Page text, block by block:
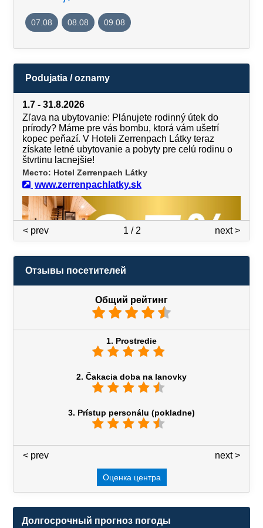
07.08 08.08 09.08
Podujatia / oznamy
1.7 - 31.8.2026
Zľava na ubytovanie: Plánujete rodinný útek do
prírody? Máme pre vás bombu, ktorá vám ušetrí
kopec peňazí. V Hoteli Zerrenpach Látky teraz
získate letné ubytovanie a pobyty pre celú rodinu o
štvrtinu lacnejšie!
Место: Hotel Zerrenpach Látky
www.zerrenpachlatky.sk
next >
< prev 1 / 2
Отзывы посетителей
Общий рейтинг
1. Prostredie
2. Čakacia doba na lanovky
3. Prístup personálu (pokladne)
next >
< prev
Оценка центра
Долгосрочный прогноз погоды